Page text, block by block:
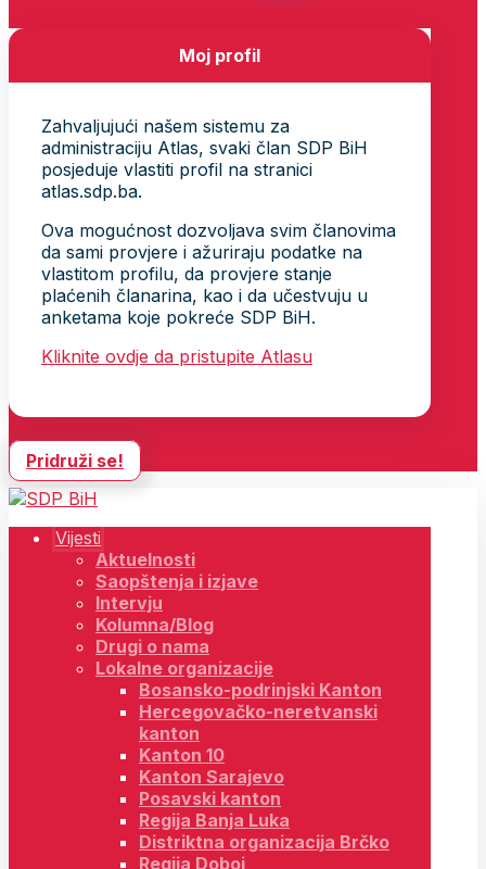
Moj profil
Zahvaljujući našem sistemu za
administraciju Atlas, svaki član SDP BiH
posjeduje vlastiti profil na stranici
atlas.sdp.ba.
Ova mogućnost dozvoljava svim članovima
da sami provjere i ažuriraju podatke na
vlastitom profilu, da provjere stanje
plaćenih članarina, kao i da učestvuju u
anketama koje pokreće SDP BiH.
Kliknite ovdje da pristupite Atlasu
Pridruži se!
Vijesti
Aktuelnosti
Saopštenja i izjave
Intervju
Kolumna/Blog
Drugi o nama
Lokalne organizacije
Bosansko-podrinjski Kanton
Hercegovačko-neretvanski
kanton
Kanton 10
Kanton Sarajevo
Posavski kanton
Regija Banja Luka
Distriktna organizacija Brčko
Regija Doboj